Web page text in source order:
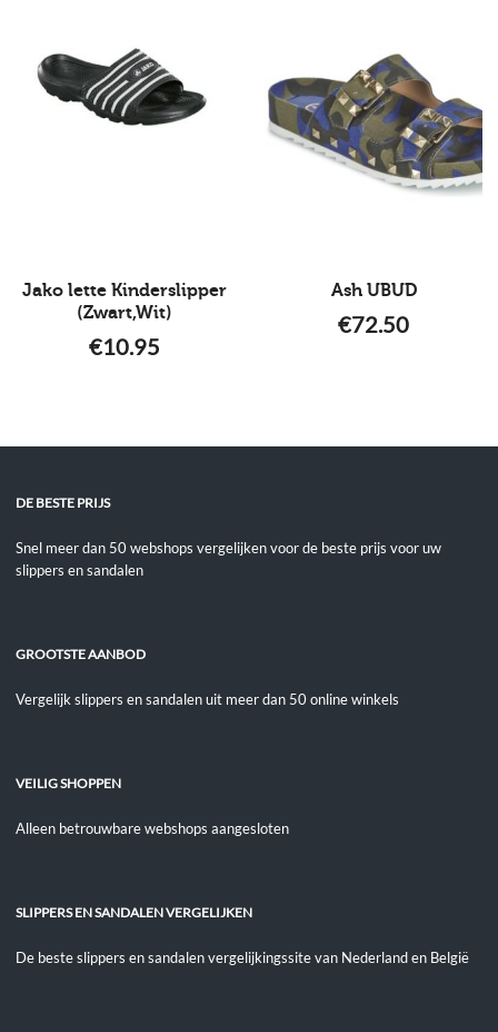
Jako lette Kinderslipper
(Zwart,Wit)
€10.95
Ash UBUD
€72.50
DE BESTE PRIJS
Snel meer dan 50 webshops vergelijken voor de beste prijs voor uw
slippers en sandalen
GROOTSTE AANBOD
Vergelijk slippers en sandalen uit meer dan 50 online winkels
VEILIG SHOPPEN
Alleen betrouwbare webshops aangesloten
SLIPPERS EN SANDALEN VERGELIJKEN
De beste slippers en sandalen vergelijkingssite van Nederland en België